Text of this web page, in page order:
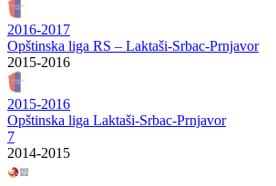
2016-2017
Opštinska liga RS – Laktaši-Srbac-Prnjavor
2015-2016
2015-2016
Opštinska liga Laktaši-Srbac-Prnjavor
7
2014-2015